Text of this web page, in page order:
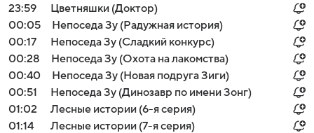
23:59
Цветняшки (Доктор)
00:05
Непоседа Зу (Радужная история)
00:17
Непоседа Зу (Сладкий конкурс)
00:28
Непоседа Зу (Охота на лакомства)
00:40
Непоседа Зу (Новая подруга Зиги)
00:51
Непоседа Зу (Динозавр по имени Зонг)
01:02
Лесные истории (6-я серия)
01:14
Лесные истории (7-я серия)